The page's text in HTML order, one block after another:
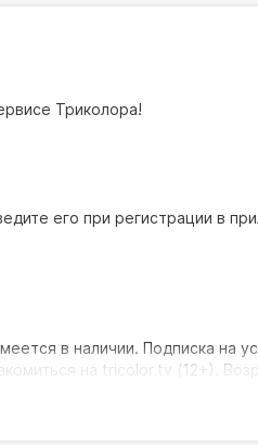
Триколора!
его при регистрации в
в наличии. Подписка на
на tricolor.tv (12+).
Высокочувствительный